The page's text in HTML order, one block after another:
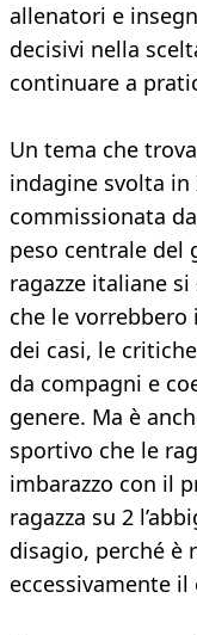
allenatori e
decisivi nella
continuare a
Un tema che
indagine svolta in
commissionata
peso centrale del
ragazze italiane
che le
dei casi, le
da compagni e
genere. Ma è
sportivo che le
imbarazzo con il
ragazza su 2
disagio, perché è
eccessivamente il